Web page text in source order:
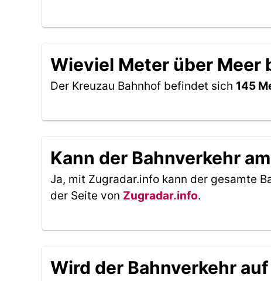
Wieviel Meter über Meer
Der Kreuzau Bahnhof befindet sich 145
Kann der Bahnverkehr
Ja, mit Zugradar.info kann der gesamte
der Seite von Zugradar.info.
Wird der Bahnverkehr